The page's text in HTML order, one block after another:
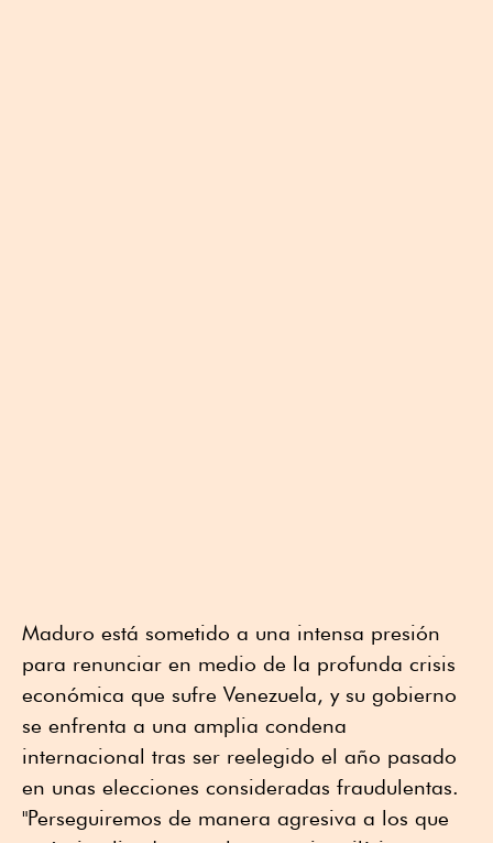
Maduro está sometido a una intensa presión
para renunciar en medio de la profunda crisis
económica que sufre Venezuela, y su gobierno
se enfrenta a una amplia condena
internacional tras ser reelegido el año pasado
en unas elecciones consideradas fraudulentas.
"Perseguiremos de manera agresiva a los que